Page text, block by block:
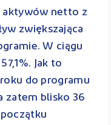
aktywów netto z
zwiększająca
W ciągu
Jak to
do programu
zatem blisko 36